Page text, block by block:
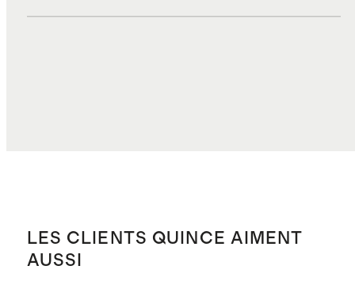
LES CLIENTS QUINCE AIMENT
AUSSI